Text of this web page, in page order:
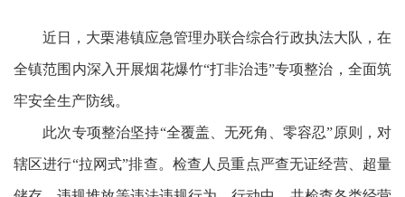
近日，大栗港镇应急管理办联合综合行政执法大队，在
全镇范围内深入开展烟花爆竹“打非治违”专项整治，全面筑
牢安全生产防线。
此次专项整治坚持“全覆盖、无死角、零容忍”原则，对
辖区进行“拉网式”排查。检查人员重点严查无证经营、超量